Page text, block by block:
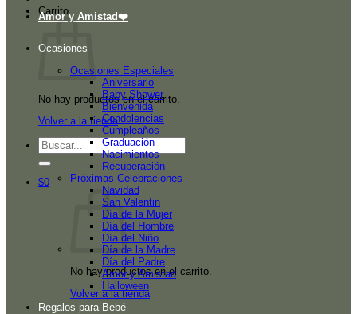
Carrito
No hay productos en el carrito.
Volver a la tienda
Buscar
por:
$0
No hay productos en el carrito.
Volver a la tienda
Amor y Amistad❤️
Ocasiones
Ocasiones Especiales
Aniversario
Baby Shower
Bienvenida
Condolencias
Cumpleaños
Graduación
Nacimientos
Recuperación
Próximas Celebraciones
Navidad
San Valentin
Día de la Mujer
Día del Hombre
Día del Niño
Día de la Madre
Día del Padre
Amor y Amistad
Halloween
Regalos para Bebé